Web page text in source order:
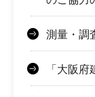
測量・調
「大阪